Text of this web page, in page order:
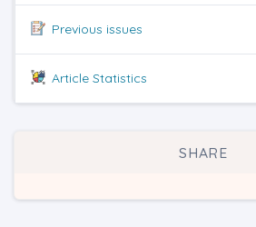
Previous issues
Article Statistics
SHARE